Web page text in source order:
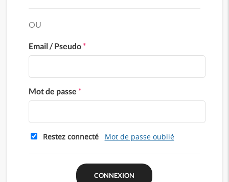
OU
Email / Pseudo*
Mot de passe *
Restez connecté Mot de passe oublié